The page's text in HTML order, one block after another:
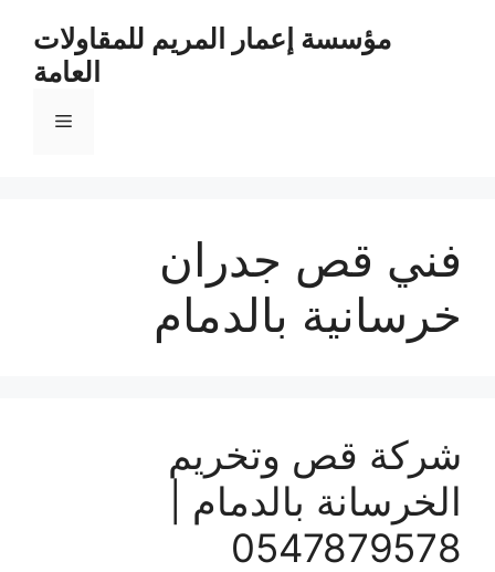
مؤسسة إعمار المريم للمقاولات
العامة
فني قص جدران
خرسانية بالدمام
شركة قص وتخريم
الخرسانة بالدمام |
0547879578